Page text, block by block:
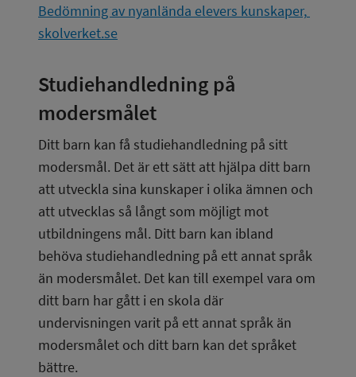
Bedömning av nyanlända elevers kunskaper,
skolverket.se
Studiehandledning på
modersmålet
Ditt barn kan få studiehandledning på sitt
modersmål. Det är ett sätt att hjälpa ditt barn
att utveckla sina kunskaper i olika ämnen och
att utvecklas så långt som möjligt mot
utbildningens mål. Ditt barn kan ibland
behöva studiehandledning på ett annat språk
än modersmålet. Det kan till exempel vara om
ditt barn har gått i en skola där
undervisningen varit på ett annat språk än
modersmålet och ditt barn kan det språket
bättre.